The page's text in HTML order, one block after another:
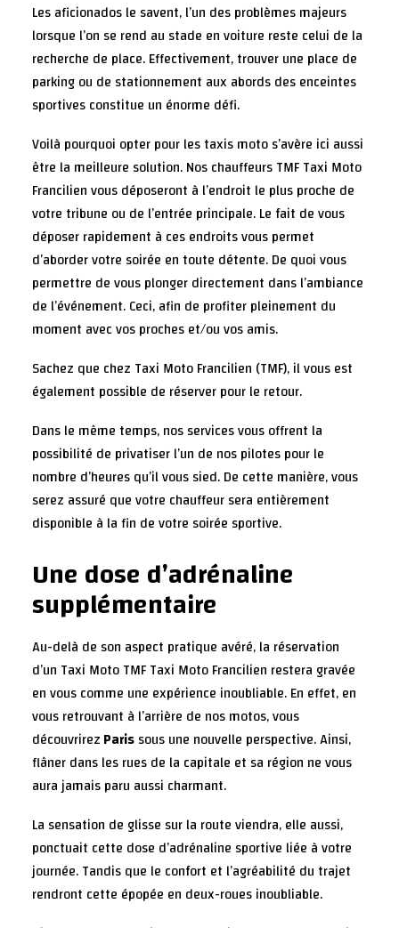
Les aficionados le savent, l’un des problèmes majeurs
lorsque l’on se rend au stade en voiture reste celui de la
recherche de place. Effectivement, trouver une place de
parking ou de stationnement aux abords des enceintes
sportives constitue un énorme défi.
Voilà pourquoi opter pour les taxis moto s’avère ici aussi
être la meilleure solution. Nos chauffeurs TMF Taxi Moto
Francilien vous déposeront à l’endroit le plus proche de
votre tribune ou de l’entrée principale. Le fait de vous
déposer rapidement à ces endroits vous permet
d’aborder votre soirée en toute détente. De quoi vous
permettre de vous plonger directement dans l’ambiance
de l’événement. Ceci, afin de profiter pleinement du
moment avec vos proches et/ou vos amis.
Sachez que chez Taxi Moto Francilien (TMF), il vous est
également possible de réserver pour le retour.
Dans le même temps, nos services vous offrent la
possibilité de privatiser l’un de nos pilotes pour le
nombre d’heures qu’il vous sied. De cette manière, vous
serez assuré que votre chauffeur sera entièrement
disponible à la fin de votre soirée sportive.
Une dose d’adrénaline
supplémentaire
Au-delà de son aspect pratique avéré, la réservation
d’un Taxi Moto TMF Taxi Moto Francilien restera gravée
en vous comme une expérience inoubliable. En effet, en
vous retrouvant à l’arrière de nos motos, vous
découvrirezParissous une nouvelle perspective. Ainsi,
flâner dans les rues de la capitale et sa région ne vous
aura jamais paru aussi charmant.
La sensation de glisse sur la route viendra, elle aussi,
ponctuait cette dose d’adrénaline sportive liée à votre
journée. Tandis que le confort et l’agréabilité du trajet
rendront cette épopée en deux-roues inoubliable.